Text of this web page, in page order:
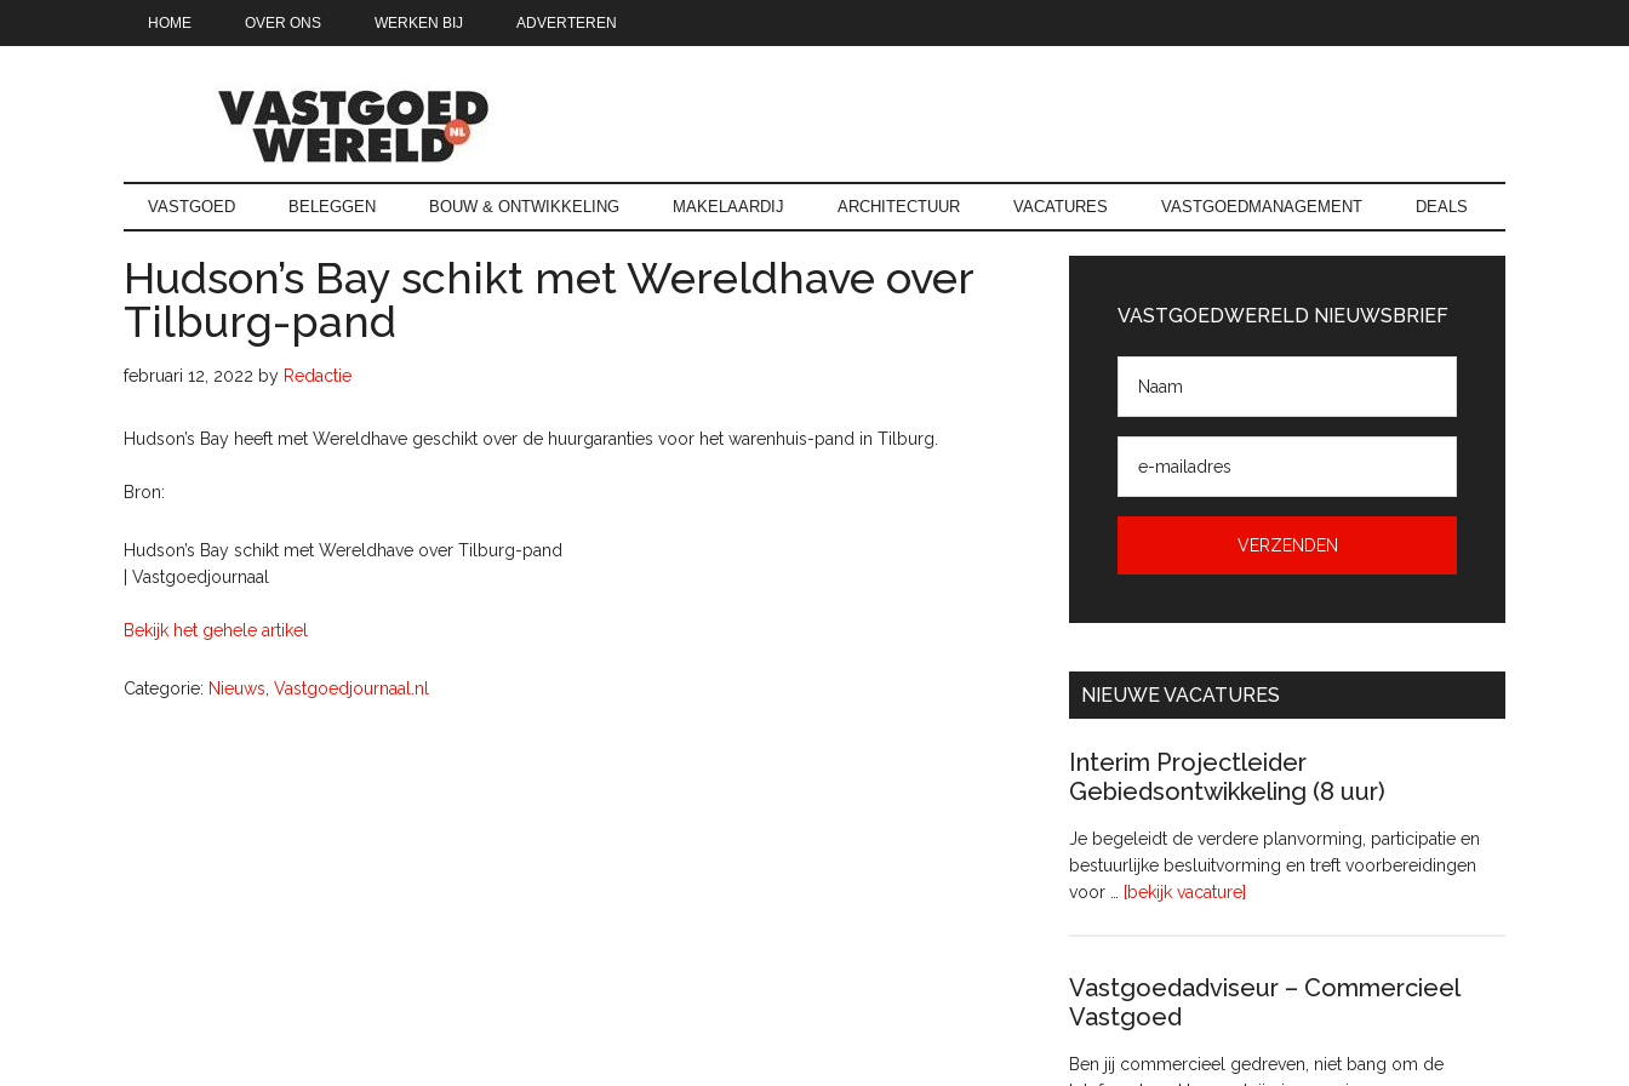
HOME OVER ONS WERKEN BIJ ADVERTEREN
Vastgoedwereld.nl
vastgoedwereld.nl
VASTGOED BELEGGEN BOUW & ONTWIKKELING MAKELAARDIJ ARCHITECTUUR VACATURES VASTGOEDMANAGEMENT DEALS
Hudson’s Bay schikt met Wereldhave over
Tilburg-pand
februari 12, 2022 by Redactie
Hudson’s Bay heeft met Wereldhave geschikt over de huurgaranties voor het warenhuis-pand in Tilburg.
Bron:
Hudson’s Bay schikt met Wereldhave over Tilburg-pand
| Vastgoedjournaal
Bekijk het gehele artikel
Categorie: Nieuws Vastgoedjournaal.nl
Sidebar
VASTGOEDWERELD NIEUWSBRIEF
NIEUWE VACATURES
Interim Projectleider
Gebiedsontwikkeling (8 uur)
Je begeleidt de verdere planvorming, participatie en
bestuurlijke besluitvorming en treft voorbereidingen
voor …
[bekijk vacature]
uur)
Vastgoedadviseur – Commercieel
Vastgoed
Ben jij commercieel gedreven, niet bang om de